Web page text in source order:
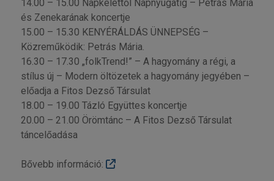
14.00 – 15.00 Napkelettől Napnyugatig – Petrás Mária
és Zenekarának koncertje
15.00 – 15.30 KENYÉRÁLDÁS ÜNNEPSÉG –
Közreműködik: Petrás Mária.
16.30 – 17.30 „folkTrend!” – A hagyomány a régi, a
stílus új – Modern öltözetek a hagyomány jegyében –
előadja a Fitos Dezső Társulat
18.00 – 19.00 Tázló Együttes koncertje
20.00 – 21.00 Örömtánc – A Fitos Dezső Társulat
táncelőadása
Bővebb információ: